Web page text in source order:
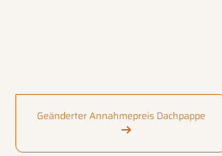
Geänderter Annahmepreis Dachpappe